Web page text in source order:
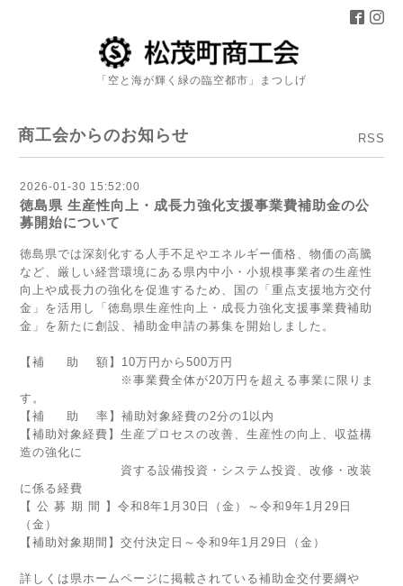
「空と海が輝く緑の臨空都市」まつしげ
商工会からのお知らせ RSS
2026-01-30 15:52:00
徳島県 生産性向上・成長力強化支援事業費補助金の公
募開始について
徳島県では深刻化する人手不足やエネルギー価格、物価の高騰
など、厳しい経営環境にある 県内中小・小規模事業者の生産性
向上や成長力の強化を促進するため、国の「重点支援地方交付
金」を活用し「徳島県生産性向上・成長力強化支援事業費補助
金」を新たに創設、補助金申請の募集を開始しました。
【補 助 額】 10万円から500万円
※事業費全体が20万円を超える事業に限りま
す。
【補 助 率】補助対象経費の2分の1以内
【補助対象経費】生産プロセスの改善、生産性の向上、収益構
造の強化に
資する設備投資・システム投資、改修・改装
に係る経費
【 公 募 期 間 】令和8年1月30日（金）～令和9年1月29日
（金）
【補助対象期間】交付決定日～令和9年1月29日（金）
詳しくは 県ホームページ に掲載されている補助金交付要綱や